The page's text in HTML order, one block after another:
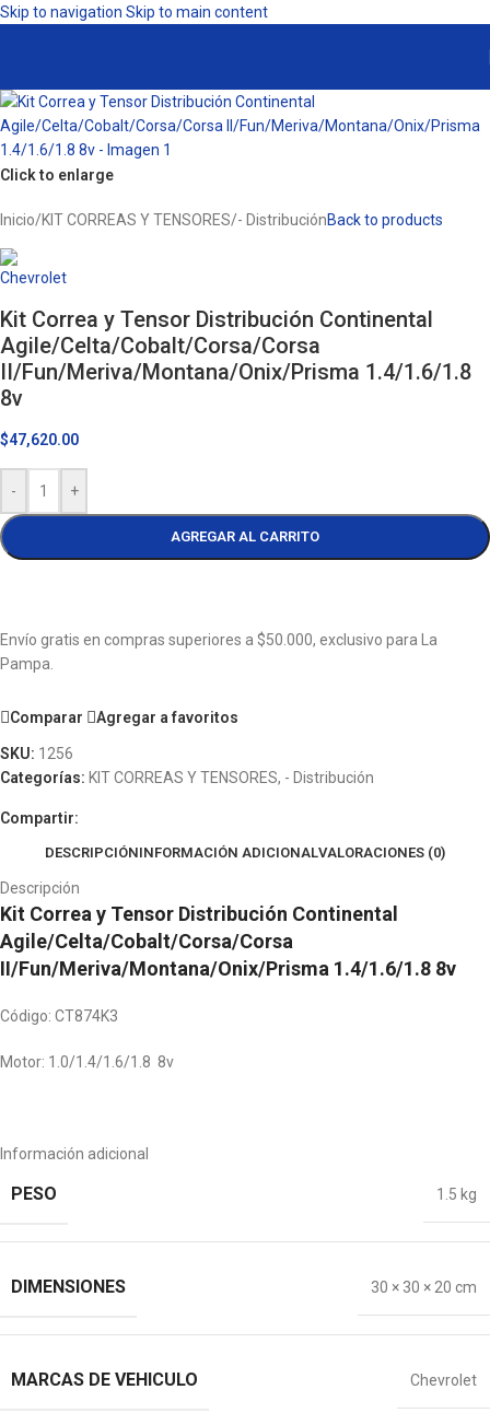
Skip to navigation Skip to main content
Click to enlarge
Inicio/KIT CORREAS Y TENSORES/- DistribuciónBack to products
Kit Correa y Tensor Distribución Continental
Agile/Celta/Cobalt/Corsa/Corsa
II/Fun/Meriva/Montana/Onix/Prisma 1.4/1.6/1.8
8v
$47,620.00
- +
AGREGAR AL CARRITO
Envío gratis en compras superiores a $50.000, exclusivo para La
Pampa.
Comparar Agregar a favoritos
SKU: 1256
Categorías: KIT CORREAS Y TENSORES, - Distribución
Compartir:
DESCRIPCIÓNINFORMACIÓN ADICIONALVALORACIONES (0)
Descripción
Kit Correa y Tensor Distribución Continental
Agile/Celta/Cobalt/Corsa/Corsa
II/Fun/Meriva/Montana/Onix/Prisma 1.4/1.6/1.8 8v
Código: CT874K3
Motor: 1.0/1.4/1.6/1.8 8v
Información adicional
PESO 1.5 kg
DIMENSIONES 30 × 30 × 20 cm
MARCAS DE VEHICULO Chevrolet